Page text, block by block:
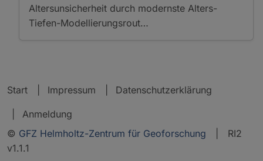
Altersunsicherheit durch modernste Alters-
Tiefen-Modellierungsrout…
Start Impressum Datenschutzerklärung
Anmeldung
© GFZ Helmholtz-Zentrum für Geoforschung | RI2
v1.1.1